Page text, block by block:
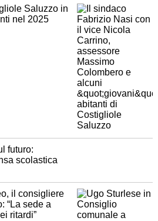
Saluzzo in
nel 2025
futuro:
scolastica
il consigliere
“La sede a
ritardi”